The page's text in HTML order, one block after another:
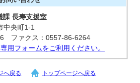
課 長寿支援室
央町1-1
ファクス：0557-86-6264
用フォームをご利用ください。
へ戻る トップページへ戻る